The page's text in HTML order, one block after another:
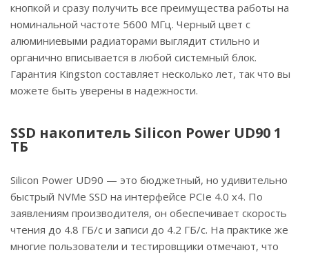
кнопкой и сразу получить все преимущества работы на
номинальной частоте 5600 МГц. Черный цвет с
алюминиевыми радиаторами выглядит стильно и
органично вписывается в любой системный блок.
Гарантия Kingston составляет несколько лет, так что вы
можете быть уверены в надежности.
SSD накопитель Silicon Power UD90 1
ТБ
Silicon Power UD90 — это бюджетный, но удивительно
быстрый NVMe SSD на интерфейсе PCIe 4.0 x4. По
заявлениям производителя, он обеспечивает скорость
чтения до 4.8 ГБ/с и записи до 4.2 ГБ/с. На практике же
многие пользователи и тестировщики отмечают, что